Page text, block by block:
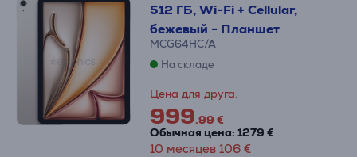
512 ГБ, Wi-Fi + Cellular,
бежевый - Планшет
MCG64HC/A
На складе
Цена для друга:
999.99 €
Обычная цена: 1279 €
10 месяцев 106 €